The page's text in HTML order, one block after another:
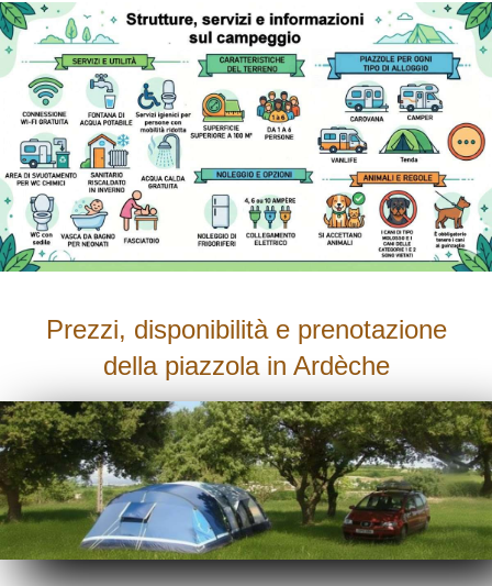
Prezzi, disponibilità e prenotazione
della piazzola in Ardèche